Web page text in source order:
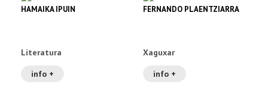
HAMAIKA IPUIN
Literatura
info +
FERNANDO PLAENTZIARRA
Xaguxar
info +